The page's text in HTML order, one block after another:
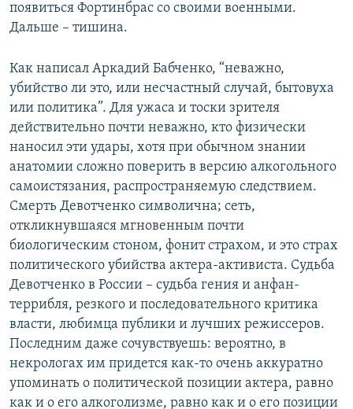
появиться Фортинбрас со своими военными.
Дальше – тишина.
Как написал Аркадий Бабченко, “неважно,
убийство ли это, или несчастный случай, бытовуха
или политика”. Для ужаса и тоски зрителя
действительно почти неважно, кто физически
наносил эти удары, хотя при обычном знании
анатомии сложно поверить в версию алкогольного
самоистязания, распространяемую следствием.
Смерть Девотченко символична; сеть,
откликнувшаяся мгновенным почти
биологическим стоном, фонит страхом, и это страх
политического убийства актера-активиста. Судьба
Девотченко в России – судьба гения и анфан-
террибля, резкого и последовательного критика
власти, любимца публики и лучших режиссеров.
Последним даже сочувствуешь: вероятно, в
некрологах им придется как-то очень аккуратно
упоминать о политической позиции актера, равно
как и о его алкоголизме, равно как и о его позиции